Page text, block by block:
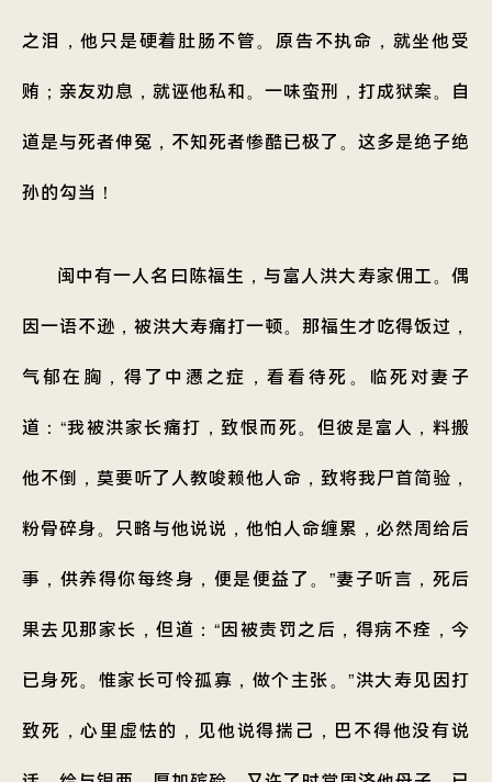
之泪，他只是硬着肚肠不管。原告不执命，就坐他受
贿；亲友劝息，就诬他私和。一味蛮刑，打成狱案。自
道是与死者伸冤，不知死者惨酷已极了。这多是绝子绝
孙的勾当！
闽中有一人名曰陈福生，与富人洪大寿家佣工。偶
因一语不逊，被洪大寿痛打一顿。那福生才吃得饭过，
气郁在胸，得了中懑之症，看看待死。临死对妻子
道：“我被洪家长痛打，致恨而死。但彼是富人，料搬
他不倒，莫要听了人教唆赖他人命，致将我尸首简验，
粉骨碎身。只略与他说说，他怕人命缠累，必然周给后
事，供养得你每终身，便是便益了。”妻子听言，死后
果去见那家长，但道：“因被责罚之后，得病不痊，今
已身死。惟家长可怜孤寡，做个主张。”洪大寿见因打
致死，心里虚怯的，见他说得揣己，巴不得他没有说